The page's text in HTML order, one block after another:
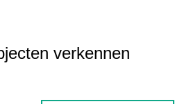
verkennen